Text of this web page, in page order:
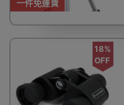
一件免運費
18%
OFF